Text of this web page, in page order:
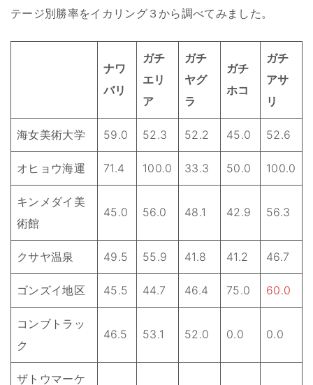
テージ別勝率をイカリング３から調べてみました。
ナワ
バリ
ガチ
エリ
ア
ガチ
ヤグ
ラ
ガチ
ホコ
ガチ
アサ
リ
海女美術大学 59.0 52.3 52.2 45.0 52.6
オヒョウ海運 71.4 100.0 33.3 50.0 100.0
キンメダイ美
術館
45.0 56.0 48.1 42.9 56.3
クサヤ温泉 49.5 55.9 41.8 41.2 46.7
ゴンズイ地区 45.5 44.7 46.4 75.0 60.0
コンブトラッ
ク
46.5 53.1 52.0 0.0 0.0
ザトウマーケ